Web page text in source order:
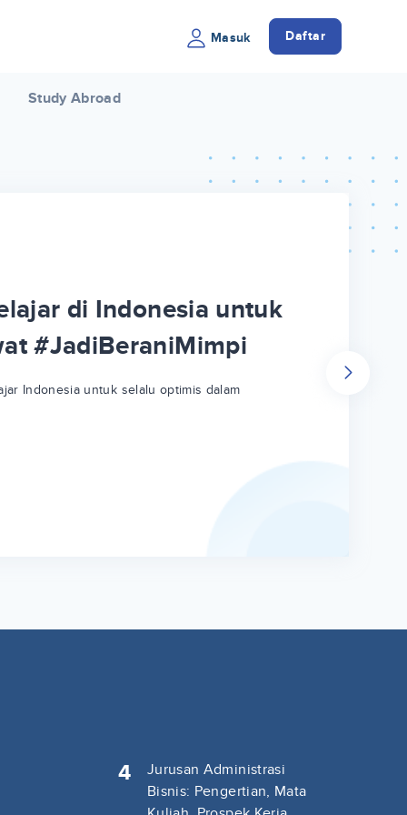
Masuk Daftar
Study Abroad
di Indonesia untuk
#JadiBeraniMimpi
Indonesia untuk selalu optimis dalam
4
Jurusan Administrasi
Bisnis: Pengertian, Mata